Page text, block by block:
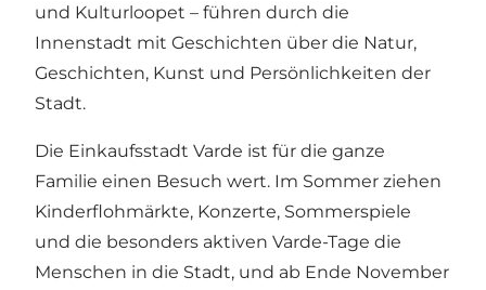
und Kulturloopet – führen durch die
Innenstadt mit Geschichten über die Natur,
Geschichten, Kunst und Persönlichkeiten der
Stadt.
Die Einkaufsstadt Varde ist für die ganze
Familie einen Besuch wert. Im Sommer ziehen
Kinderflohmärkte, Konzerte, Sommerspiele
und die besonders aktiven Varde-Tage die
Menschen in die Stadt, und ab Ende November